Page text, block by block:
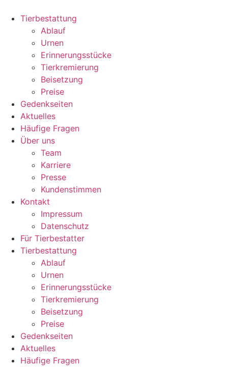
Inhalt
wechseln
Tierbestattung
Ablauf
Urnen
Erinnerungsstücke
Tierkremierung
Beisetzung
Preise
Gedenkseiten
Aktuelles
Häufige Fragen
Über uns
Team
Karriere
Presse
Kundenstimmen
Kontakt
Impressum
Datenschutz
Für Tierbestatter
Tierbestattung
Ablauf
Urnen
Erinnerungsstücke
Tierkremierung
Beisetzung
Preise
Gedenkseiten
Aktuelles
Häufige Fragen